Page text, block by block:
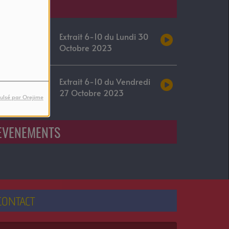
par Orejime
Extrait 6-10 du Lundi 30
Octobre 2023
Extrait 6-10 du Vendredi
27 Octobre 2023